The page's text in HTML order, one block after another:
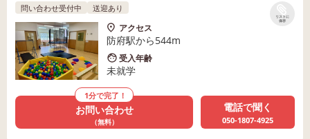
リストに
保存
問い合わせ受付中 送迎あり
アクセス
防府駅から544m
受入年齢
未就学
1分で完了！
お問い合わせ
（無料）
電話で聞く
050-1807-4925